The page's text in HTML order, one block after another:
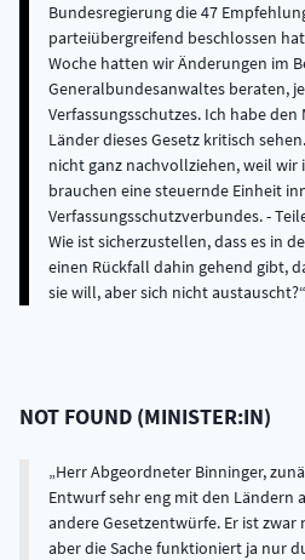
Bundesregierung die 47
parteiübergreifend beschlossen
Woche hatten wir Änderungen im
Generalbundesanwaltes beraten,
Verfassungsschutzes. Ich habe
Länder dieses Gesetz kritisch
nicht ganz nachvollziehen, weil wir
brauchen eine steuernde Einheit
Verfassungsschutzverbundes. -
Wie ist sicherzustellen, dass es in
einen Rückfall dahin gehend gibt,
sie will, aber sich nicht austauscht?
NOT FOUND (MINISTER:IN)
Herr Abgeordneter Binninger,
Entwurf sehr eng mit den Ländern
andere Gesetzentwürfe. Er ist
aber die Sache funktioniert ja nur